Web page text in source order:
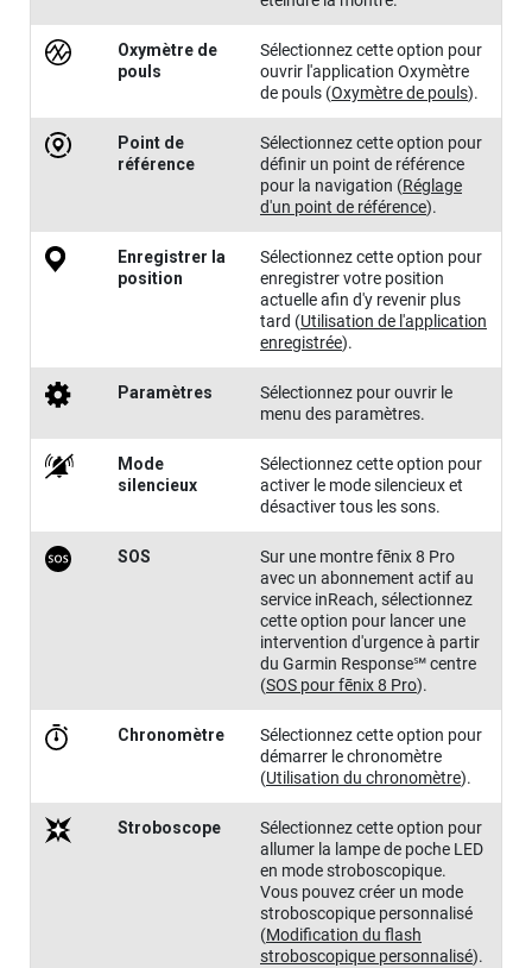
Oxymètre de
pouls
Sélectionnez cette option pour
ouvrir l'application Oxymètre
de pouls (Oxymètre de pouls).
Point de
référence
Sélectionnez cette option pour
définir un point de référence
pour la navigation (Réglage
d'un point de référence).
Enregistrer la
position
Sélectionnez cette option pour
enregistrer votre position
actuelle afin d'y revenir plus
tard (Utilisation de l'application
enregistrée).
Paramèt​res
Sélectionnez pour ouvrir le
menu des paramètres.
Mode
silencieux
Sélectionnez cette option pour
activer le mode silencieux et
désactiver tous les sons.
SOS Sur une montrefēnix 8 Pro
avec un abonnement actif au
service inReach, sélectionnez
cette option pour lancer une
intervention d'urgence à partir
du Garmin Response℠ centre
(SOS pourfēnix 8 Pro).
Chrono​mètre
Sélectionnez cette option pour
démarrer le chronomètre
(Utilisation du chronomètre).
Stroboscope
Sélectionnez cette option pour
allumer la lampe de poche LED
en mode stroboscopique.
Vous pouvez créer un mode
stroboscopique personnalisé
(Modification du flash
stroboscopique personnalisé).